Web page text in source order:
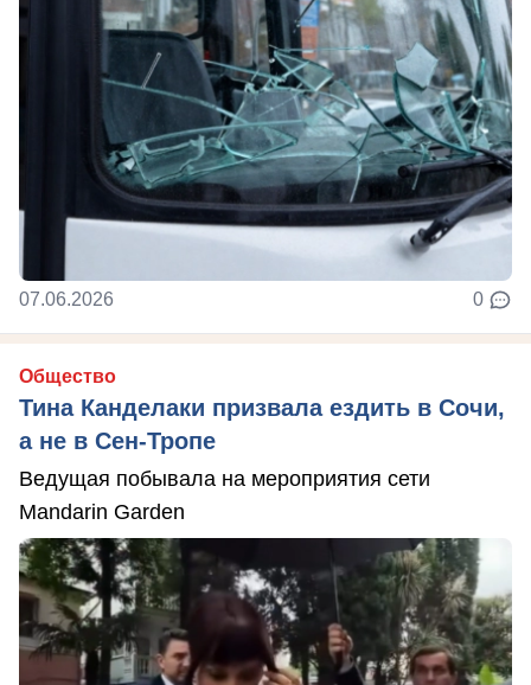
07.06.2026 0
Общество
Тина Канделаки призвала ездить в Сочи,
а не в Сен-Тропе
Ведущая побывала на мероприятия сети
Mandarin Garden